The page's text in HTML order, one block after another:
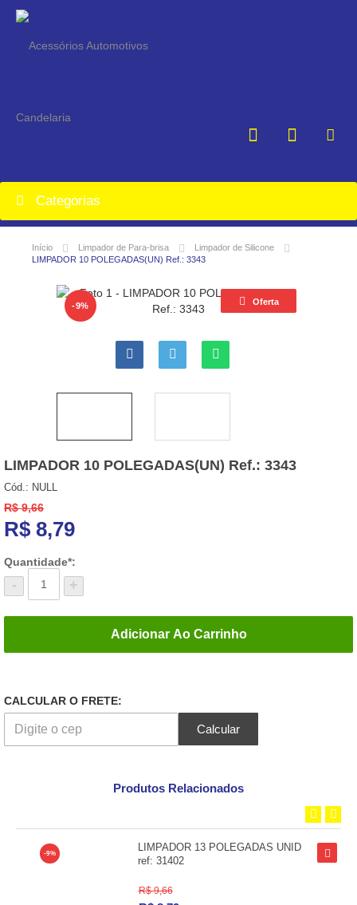
Categorias
Início Limpador de Para-brisa
Limpador de Silicone
LIMPADOR 10 POLEGADAS(UN) Ref.: 3343
Oferta
-9%

LIMPADOR 10 POLEGADAS(UN) Ref.: 3343
Cód.: NULL
R$ 9,66
R$ 8,79
Quantidade*:
- +
Adicionar Ao Carrinho
CALCULAR O FRETE:
Calcular
Produtos Relacionados
-9%
LIMPADOR 13 POLEGADAS UNID
ref: 31402
R$ 9,66